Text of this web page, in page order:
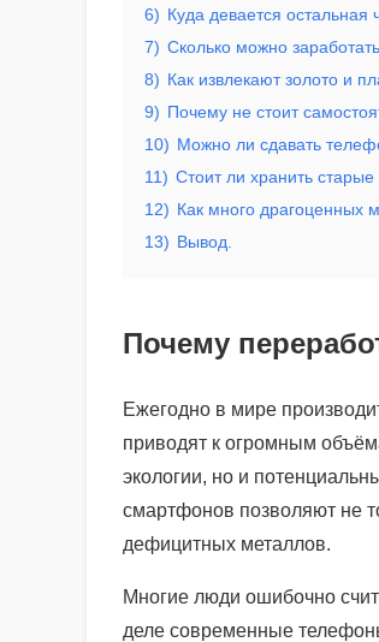
6) Куда девается
7) Сколько можно
8) Как извлекают золото и
9) Почему не стоит
10) Можно ли сдавать
11) Стоит ли хранить
12) Как много драгоценных
13) Вывод.
Почему
Ежегодно в мире
приводят к огромным
экологии, но и
смартфонов позволяют не
дефицитных металлов.
Многие люди ошибочно
деле современные